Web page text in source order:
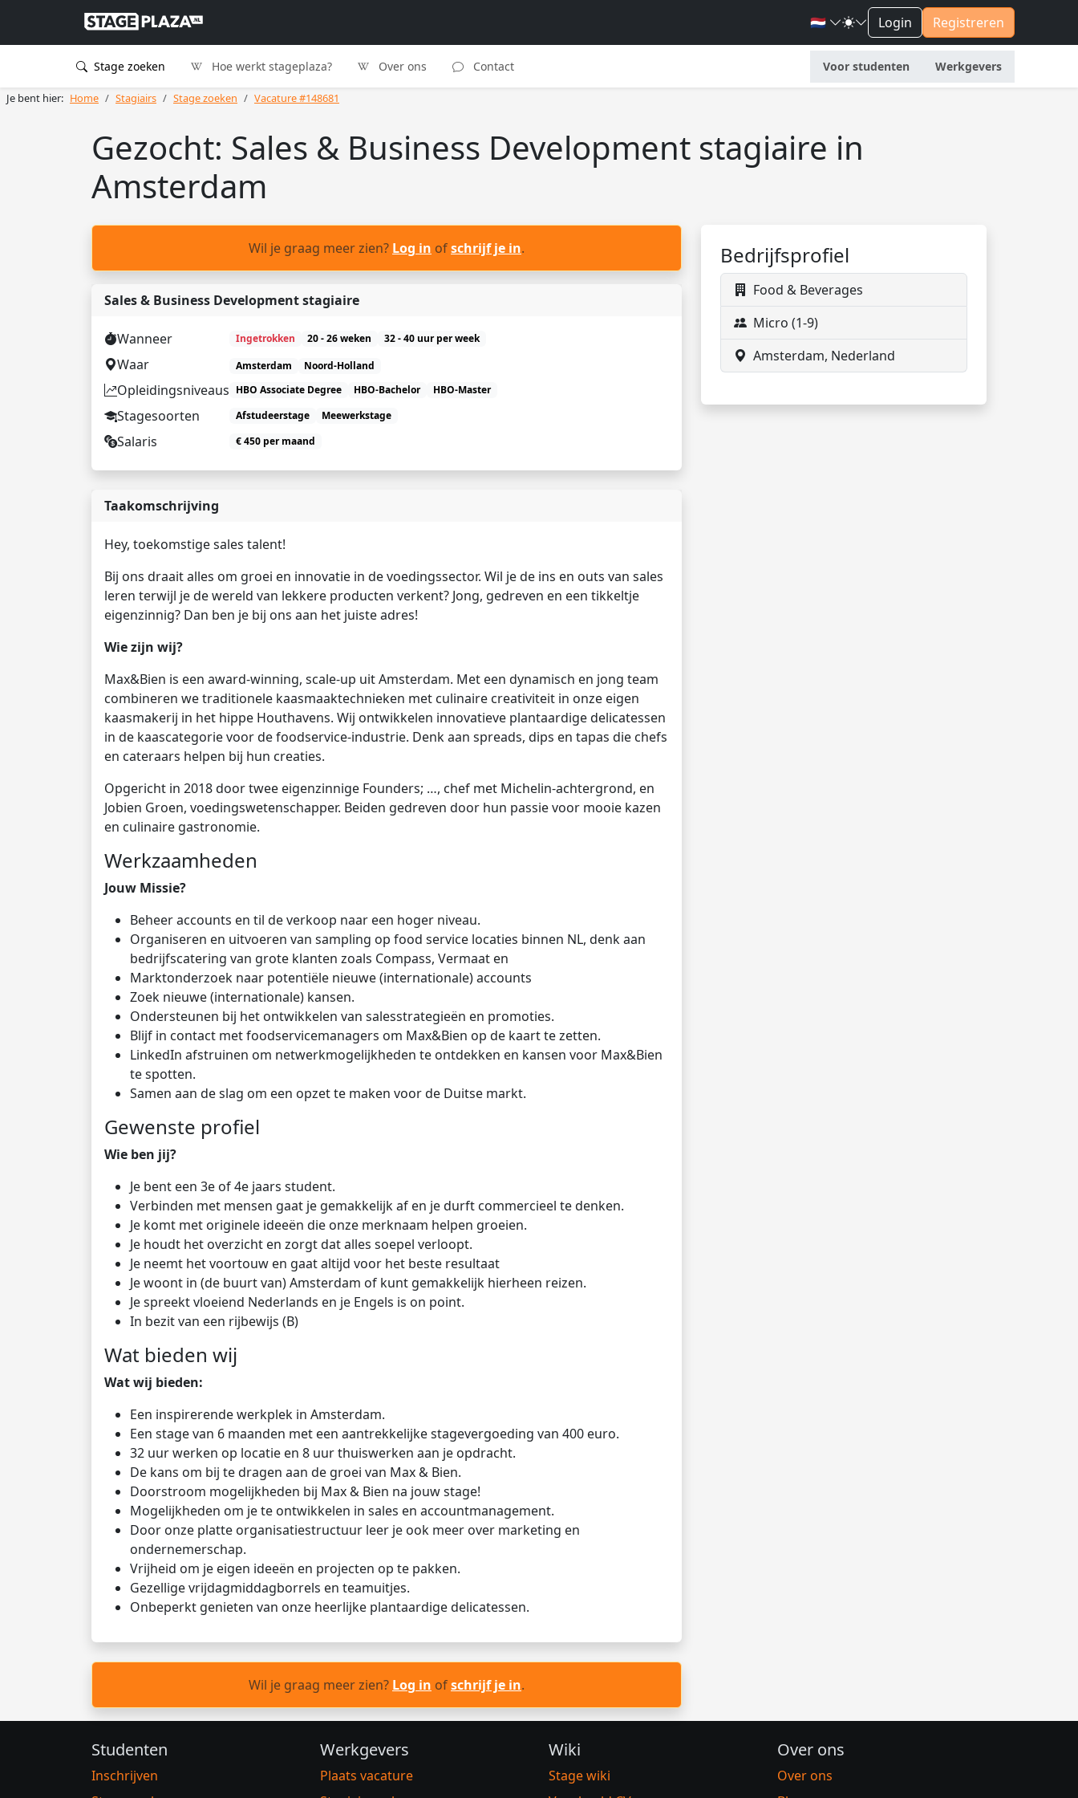
🇳🇱 Login Registreren
Stage zoeken Hoe werkt stageplaza? Over ons Contact Voor studenten Werkgevers
Je bent hier: Home Stagiairs Stage zoeken Vacature #148681
Gezocht: Sales & Business Development stagiaire in
Amsterdam
Wil je graag meer zien? Log in ofschrijf je in.
Sales & Business Development stagiaire
Wanneer Ingetrokken 20 - 26 weken 32 - 40 uur per week
Waar Amsterdam Noord-Holland
Opleidingsniveaus HBO Associate Degree HBO-Bachelor HBO-Master
Stagesoorten Afstudeerstage Meewerkstage
Salaris € 450 per maand
Taakomschrijving
Hey, toekomstige sales talent!
Bij ons draait alles om groei en innovatie in de voedingssector. Wil je de ins en outs van sales
leren terwijl je de wereld van lekkere producten verkent? Jong, gedreven en een tikkeltje
eigenzinnig? Dan ben je bij ons aan het juiste adres!
Wie zijn wij?
Max&Bien is een award-winning, scale-up uit Amsterdam. Met een dynamisch en jong team
combineren we traditionele kaasmaaktechnieken met culinaire creativiteit in onze eigen
kaasmakerij in het hippe Houthavens. Wij ontwikkelen innovatieve plantaardige delicatessen
in de kaascategorie voor de foodservice-industrie. Denk aan spreads, dips en tapas die chefs
en cateraars helpen bij hun creaties.
Opgericht in 2018 door twee eigenzinnige Founders; …, chef met Michelin-achtergrond, en
Jobien Groen, voedingswetenschapper. Beiden gedreven door hun passie voor mooie kazen
en culinaire gastronomie.
Werkzaamheden
Jouw Missie?
Beheer accounts en til de verkoop naar een hoger niveau.
Organiseren en uitvoeren van sampling op food service locaties binnen NL, denk aan
bedrijfscatering van grote klanten zoals Compass, Vermaat en
Marktonderzoek naar potentiële nieuwe (internationale) accounts
Zoek nieuwe (internationale) kansen.
Ondersteunen bij het ontwikkelen van salesstrategieën en promoties.
Blijf in contact met foodservicemanagers om Max&Bien op de kaart te zetten.
LinkedIn afstruinen om netwerkmogelijkheden te ontdekken en kansen voor Max&Bien
te spotten.
Samen aan de slag om een opzet te maken voor de Duitse markt.
Gewenste profiel
Wie ben jij?
Je bent een 3e of 4e jaars student.
Verbinden met mensen gaat je gemakkelijk af en je durft commercieel te denken.
Je komt met originele ideeën die onze merknaam helpen groeien.
Je houdt het overzicht en zorgt dat alles soepel verloopt.
Je neemt het voortouw en gaat altijd voor het beste resultaat
Je woont in (de buurt van) Amsterdam of kunt gemakkelijk hierheen reizen.
Je spreekt vloeiend Nederlands en je Engels is on point.
In bezit van een rijbewijs (B)
Wat bieden wij
Wat wij bieden:
Een inspirerende werkplek in Amsterdam.
Een stage van 6 maanden met een aantrekkelijke stagevergoeding van 400 euro.
32 uur werken op locatie en 8 uur thuiswerken aan je opdracht.
De kans om bij te dragen aan de groei van Max & Bien.
Doorstroom mogelijkheden bij Max & Bien na jouw stage!
Mogelijkheden om je te ontwikkelen in sales en accountmanagement.
Door onze platte organisatiestructuur leer je ook meer over marketing en
ondernemerschap.
Vrijheid om je eigen ideeën en projecten op te pakken.
Gezellige vrijdagmiddagborrels en teamuitjes.
Onbeperkt genieten van onze heerlijke plantaardige delicatessen.
Wil je graag meer zien? Log in ofschrijf je in.
Bedrijfsprofiel
Food & Beverages
Micro (1-9)
Amsterdam, Nederland
Studenten
Inschrijven
Werkgevers
Plaats vacature
Wiki
Stage wiki
Over ons
Over ons